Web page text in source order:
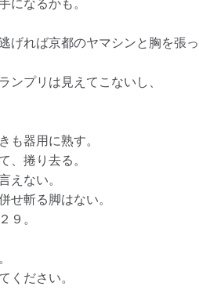
になるかも。
れば京都のヤマシンと胸を張っ
プリは見えてこないし、
器用に熟す。
、捲り去る。
えない。
斬る脚はない。
９。
ください。